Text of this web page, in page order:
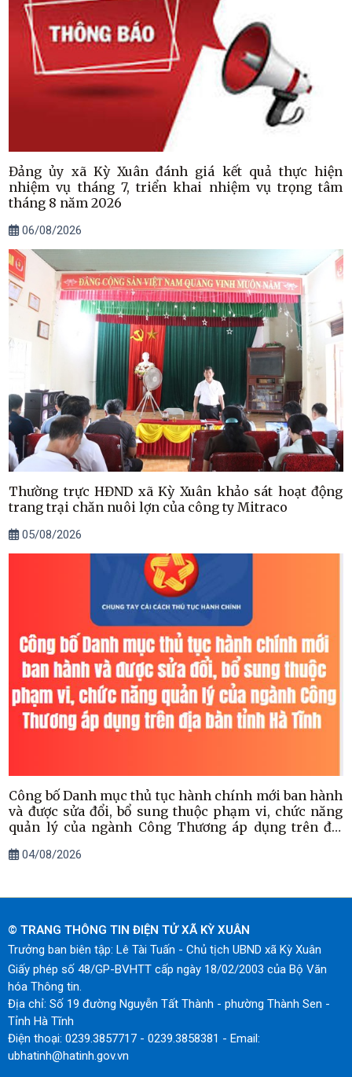
Đảng ủy xã Kỳ Xuân đánh giá kết quả thực hiện
nhiệm vụ tháng 7, triển khai nhiệm vụ trọng tâm
tháng 8 năm 2026
06/08/2026
Thường trực HĐND xã Kỳ Xuân khảo sát hoạt động
trang trại chăn nuôi lợn của công ty Mitraco
05/08/2026
Công bố Danh mục thủ tục hành chính mới ban hành
và được sửa đổi, bổ sung thuộc phạm vi, chức năng
quản lý của ngành Công Thương áp dụng trên địa
04/08/2026
© TRANG THÔNG TIN ĐIỆN TỬ XÃ KỲ XUÂN
Trưởng ban biên tập: Lê Tài Tuấn - Chủ tịch UBND xã Kỳ Xuân
Giấy phép số 48/GP-BVHTT cấp ngày 18/02/2003 của Bộ Văn
hóa Thông tin.
Địa chỉ: Số 19 đường Nguyễn Tất Thành - phường Thành Sen -
Tỉnh Hà Tĩnh
Điện thoại: 0239.3857717 - 0239.3858381 - Email:
ubhatinh@hatinh.gov.vn